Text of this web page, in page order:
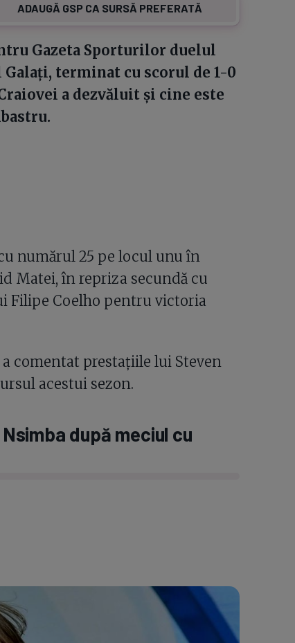
ADAUGĂ GSP CA SURSĂ PREFERATĂ
Gazeta Sporturilor duelul
terminat cu scorul de 1-0
a dezvăluit și cine este
numărul 25 pe locul unu în
Matei, în repriza secundă cu
Filipe Coelho pentru victoria
comentat prestațiile lui Steven
acestui sezon.
după meciul cu